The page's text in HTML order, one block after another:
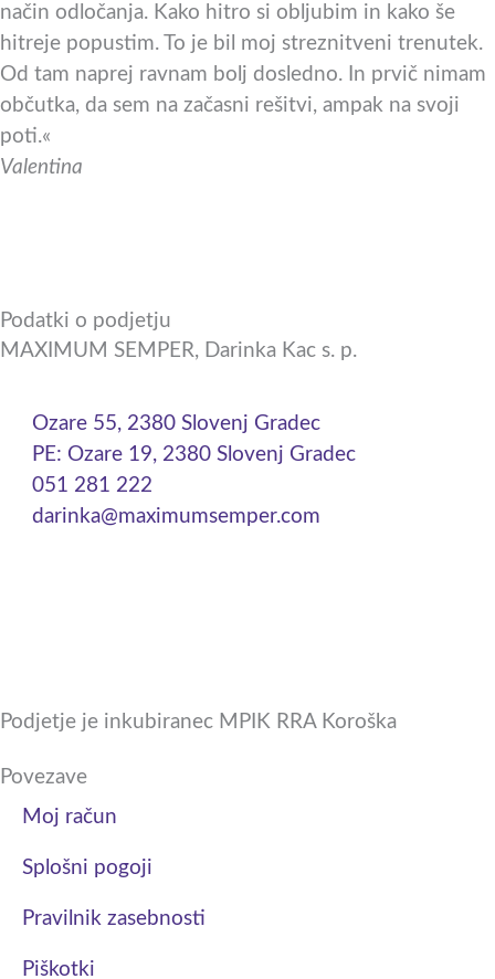
način odločanja. Kako hitro si obljubim in kako še
hitreje popustim. To je bil moj streznitveni trenutek.
Od tam naprej ravnam bolj dosledno. In prvič nimam
občutka, da sem na začasni rešitvi, ampak na svoji
poti.«
Valentina
Podatki o podjetju
MAXIMUM SEMPER, Darinka Kac s. p.
Ozare 55, 2380 Slovenj Gradec
PE: Ozare 19, 2380 Slovenj Gradec
051 281 222
darinka@maximumsemper.com
e
b
o
o
k
t
g
r
a
Podjetje je inkubiranec MPIK RRA Koroška
Povezave
Moj račun
Splošni pogoji
Pravilnik zasebnosti
Piškotki